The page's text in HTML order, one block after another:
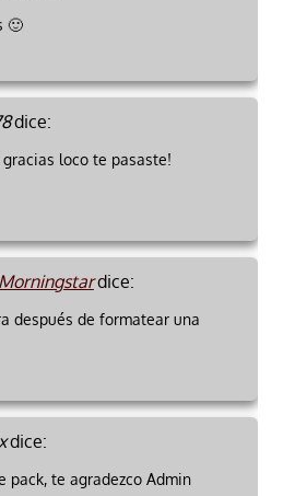
🙂
dice:
loco te pasaste!
dice:
después de formatear una
dice:
pack, te agradezco Admin